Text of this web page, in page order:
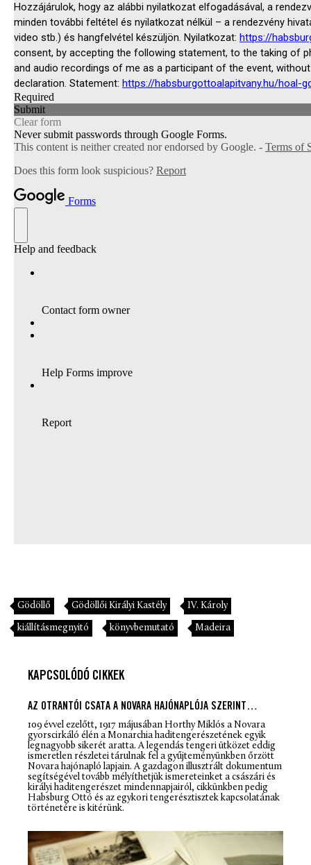
Gödöllő Gödöllői Királyi Kastély IV. Károly
kiállításmegnyitó könyvbemutató Madeira
KAPCSOLÓDÓ CIKKEK
AZ OTRANTÓI CSATA A NOVARA HAJÓNAPLÓJA SZERINT…
109 évvel ezelőtt, 1917 májusában Horthy Miklós a Novara
gyorscirkáló élén a Monarchia haditengerészetének egyik
legnagyobb sikerét aratta. A legendás tengeri ütközet eddig
ismeretlen részletei tárulnak fel a gyűjteményünkben őrzött
Novara hajónapló lapjain. A gazdagon illusztrált dokumentum
segítségével tovább mélyíthetjük ismereteinket a császári és
királyi haditengerészet mindennapjairól, cikkünkben pedig
Habsburg Ottó és az egykori tengerésztisztek kapcsolatának
történetére is kitérünk.